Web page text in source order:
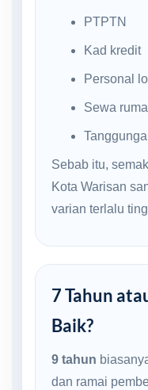
PTPTN
Kad kredit
Personal
Sewa
Sebab itu,
Kota Warisan
varian terlalu
7 Tahun
Baik?
9 tahun
dan ramai